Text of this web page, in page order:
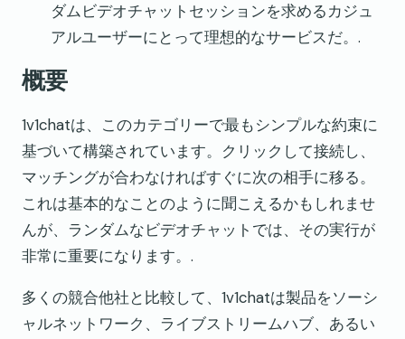
ダムビデオチャットセッションを求めるカジュ
アルユーザーにとって理想的なサービスだ。.
概要
1v1chatは、このカテゴリーで最もシンプルな約束に
基づいて構築されています。クリックして接続し、
マッチングが合わなければすぐに次の相手に移る。
これは基本的なことのように聞こえるかもしれませ
んが、ランダムなビデオチャットでは、その実行が
非常に重要になります。.
多くの競合他社と比較して、1v1chatは製品をソーシ
ャルネットワーク、ライブストリームハブ、あるい